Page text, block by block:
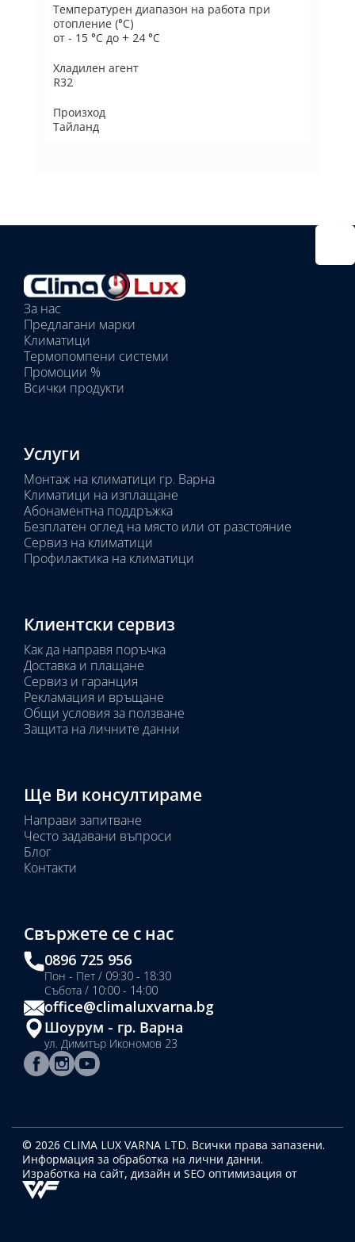
Температурен диапазон на работа при
отопление (°C)
от - 15 °C до + 24 °C
Хладилен агент
R32
Произход
Тайланд
Избрани
вътрешни
тела:
Избрано
тяло:
За нас
Предлагани марки
Климатици
Термопомпени системи
Промоции %
Всички продукти
Услуги
Монтаж на климатици гр. Варна
Климатици на изплащане
Абонаментна поддръжка
Безплатен оглед на място или от разстояние
Сервиз на климатици
Профилактика на климатици
Клиентски сервиз
Как да направя поръчка
Доставка и плащане
Сервиз и гаранция
Рекламация и връщане
Общи условия за ползване
Защита на личните данни
Ще Ви консултираме
Направи запитване
Често задавани въпроси
Блог
Контакти
Свържете се с нас
0896 725 956
Пон - Пет / 09:30 - 18:30
Събота / 10:00 - 14:00
office@climaluxvarna.bg
Шоурум - гр. Варна
ул. Димитър Икономов 23
© 2026 CLIMA LUX VARNA LTD. Всички права запазени.
Информация за обработка на лични данни.
Изработка на сайт, дизайн и SEO оптимизация от